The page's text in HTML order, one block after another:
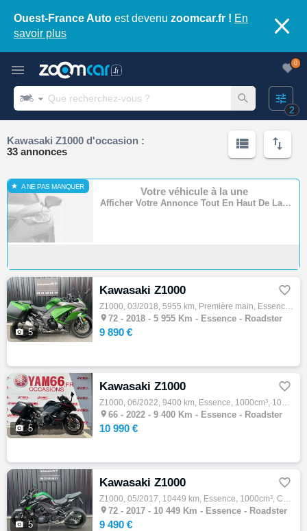
Ouest-France Auto est devenu zoomcar.fr ! En
savoir plus
2
0
Kawasaki Z1000 d'occasion :
33 annonces
A NE PAS MANQUER Votre véhicule à la une
Afficher Votre Annonce Tout En Haut De La Page
 5
Kawasaki Z1000 
Z1000, 03/2018, 5955 km, Première main, Essence, 1000cm³, Couleur vert, 9890 € Equipements : A SAISIR KAWASAKI Z1000 SX - Z1000 SX - Z-1000…
 72 - 2018 - 5 955 Km - Essence - Roadster
9 890 €
 5
Kawasaki Z1000 
Z1000, 06/2022, 9400 km, Essence, 1000cm³, 10990 € Equipements : EQUIPEMENTS : - Shifter up & down - Sacoches de valises droit & gauche - T…
 66 - 2022 - 9 400 Km - Essence - Roadster
10 990 €
 5
Kawasaki Z1000 
Z1000, 05/2017, 10449 km, Essence, 1000cm³, Couleur noir, 9490 € Equipements : Kawasaki Z 1000 noir mise en circulation le 16/05/2017. Entr…
 72 - 2017 - 10 449 Km - Essence - Roadster
9 490 €